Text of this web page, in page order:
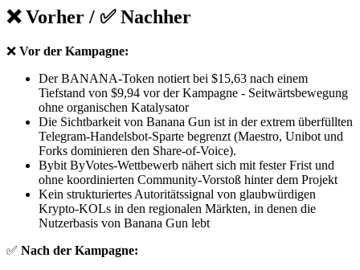
❌ Vorher / ✅ Nachher
❌ Vor der Kampagne:
Der BANANA-Token notiert bei $15,63 nach einem
Tiefstand von $9,94 vor der Kampagne - Seitwärtsbewegung
ohne organischen Katalysator
Die Sichtbarkeit von Banana Gun ist in der extrem überfüllten
Telegram-Handelsbot-Sparte begrenzt (Maestro, Unibot und
Forks dominieren den Share-of-Voice).
Bybit ByVotes-Wettbewerb nähert sich mit fester Frist und
ohne koordinierten Community-Vorstoß hinter dem Projekt
Kein strukturiertes Autoritätssignal von glaubwürdigen
Krypto-KOLs in den regionalen Märkten, in denen die
Nutzerbasis von Banana Gun lebt
✅ Nach der Kampagne: